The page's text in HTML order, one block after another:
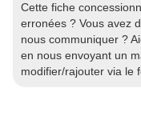
Cette fiche
erronées ? Vous avez
nous communiquer ?
en nous envoyant un
modifier/rajouter via le